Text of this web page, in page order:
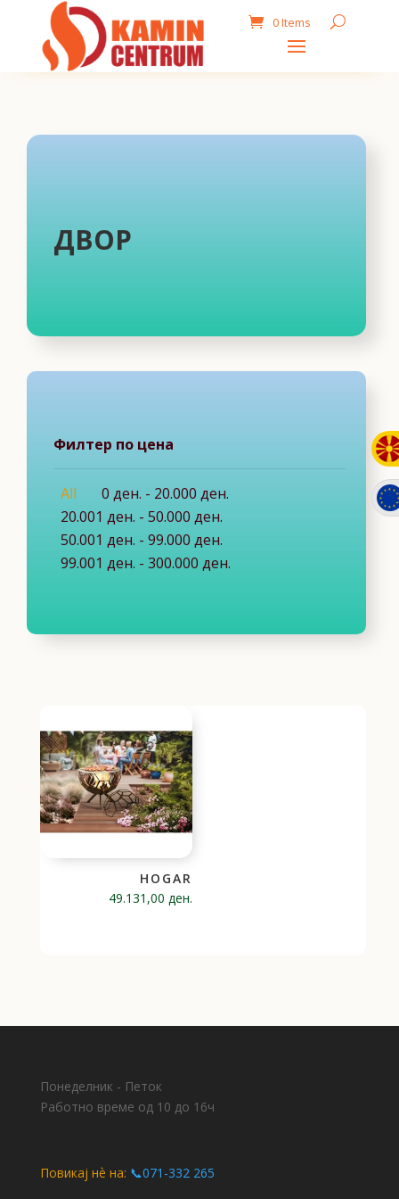
0 Items
ДВОР
Филтер по цена
All 0 ден. - 20.000 ден.
20.001 ден. - 50.000 ден.
50.001 ден. - 99.000 ден.
99.001 ден. - 300.000 ден.
HOGAR
49.131,00 ден.
Понеделник - Петок
Работно време од 10 до 16ч
Повикај нѐ на: 📞071-332 265